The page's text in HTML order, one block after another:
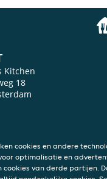
Kitchen
18
cookies en andere
optimalisatie en
cookies van derde partijen.